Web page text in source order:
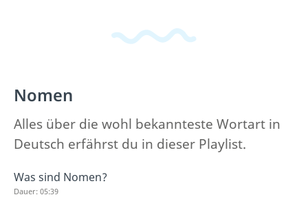
Nomen
Alles über die wohl bekannteste Wortart in
Deutsch erfährst du in dieser Playlist.
Was sind Nomen?
Dauer: 05:39